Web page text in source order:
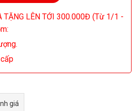
TẶNG LÊN TỚI 300.000Đ (Từ 1/1 -
giá